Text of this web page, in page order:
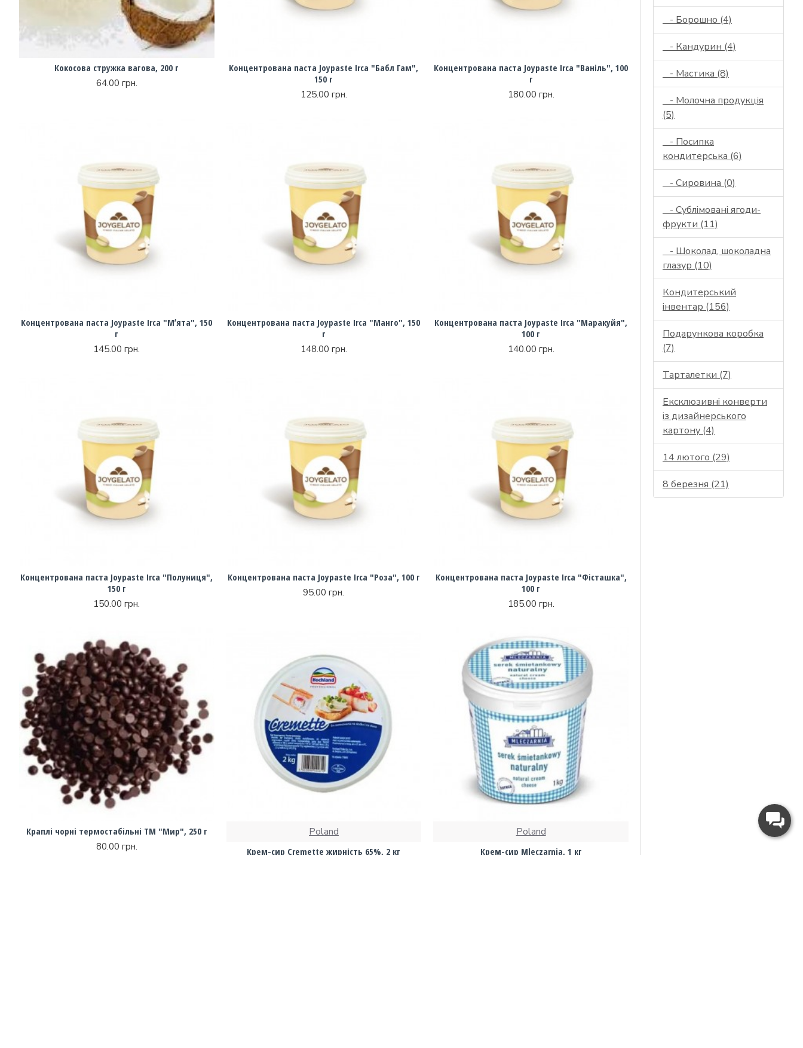
Кокосова стружка вагова, 200 г
64.00 грн.
Концентрована паста Joypaste Irca "Бабл Гам",
150 г
125.00 грн.
Концентрована паста Joypaste Irca "Ваніль", 100
г
180.00 грн.
Концентрована паста Joypaste Irca "Мʼята", 150
г
145.00 грн.
Концентрована паста Joypaste Irca "Манго", 150
г
148.00 грн.
Концентрована паста Joypaste Irca "Маракуйя",
100 г
140.00 грн.
Концентрована паста Joypaste Irca "Полуниця",
150 г
150.00 грн.
Концентрована паста Joypaste Irca "Роза", 100 г
95.00 грн.
Концентрована паста Joypaste Irca "Фісташка",
100 г
185.00 грн.
Краплі чорні термостабільні ТМ "Мир", 250 г
80.00 грн.
Poland
Крем-сир Cremette жирність 65%, 2 кг
Poland
Крем-сир Mleczarnia, 1 кг
- Борошно (4)
- Кандурин (4)
- Мастика (8)
- Молочна продукція
(5)
- Посипка
кондитерська (6)
- Сировина (0)
- Сублімовані ягоди-
фрукти (11)
- Шоколад, шоколадна
глазур (10)
Кондитерський
інвентар (156)
Подарункова коробка
(7)
Тарталетки (7)
Ексклюзивні конверти
із дизайнерського
картону (4)
14 лютого (29)
8 березня (21)